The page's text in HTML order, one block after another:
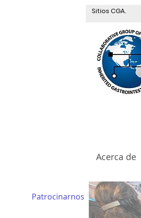
Sitios CGA.
Acerca de
Patrocinarnos